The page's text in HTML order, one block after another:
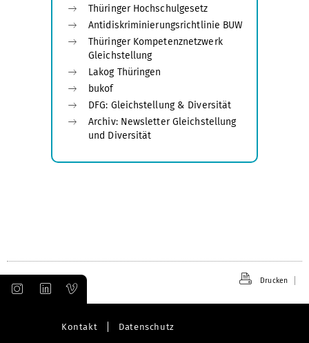
Thüringer Hochschulgesetz
Antidiskriminierungsrichtlinie BUW
Thüringer Kompetenznetzwerk
Gleichstellung
Lakog Thüringen
bukof
DFG: Gleichstellung & Diversität
Archiv: Newsletter Gleichstellung
und Diversität
Drucken
Kontakt Datenschutz